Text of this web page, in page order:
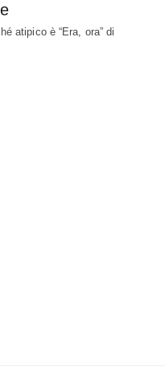
atipico è “Era, ora” di